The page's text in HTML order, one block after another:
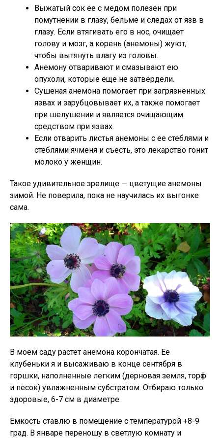
Выжатый сок ее с медом полезен при
помутнении в глазу, бельме и следах от язв в
глазу. Если втягивать его в нос, очищает
голову и мозг, а корень (анемоны) жуют,
чтобы вытянуть влагу из головы.
Анемону отваривают и смазывают ею
опухоли, которые еще не затвердели.
Сушеная анемона помогает при загрязненных
язвах и зарубцовывает их, а также помогает
при шелушении и является очищающим
средством при язвах.
Если отварить листья анемоны с ее стеблями и
стеблями ячменя и съесть, это лекарство гонит
молоко у женщин.
Такое удивительное зрелище — цветущие анемоны
зимой. Не поверила, пока не научилась их выгонке
сама.
В моем саду растет анемона корончатая. Ее
клубеньки я и высаживаю в конце сентября в
горшки, наполненные легким (дерновая земля, торф
и песок) увлажненным субстратом. Отбираю только
здоровые, 6-7 см в диаметре.
Емкость ставлю в помещение с температурой +8-9
град. В январе переношу в светлую комнату и